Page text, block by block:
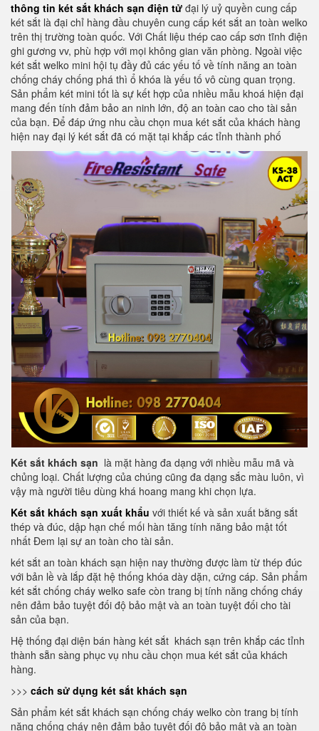
thông tin két sắt khách sạn điện tử đại lý uỷ quyền cung cấp
két sắt là đại chỉ hàng đầu chuyên cung cấp két sắt an toàn welko
trên thị trường toàn quốc. Với Chất liệu thép cao cấp sơn tĩnh điện
ghi gương vv, phù hợp với mọi không gian văn phòng. Ngoài việc
két sắt welko mini hội tụ đầy đủ các yếu tố về tính năng an toàn
chống cháy chống phá thì ổ khóa là yếu tố vô cùng quan trọng.
Sản phẩm két mini tốt là sự kết hợp của nhiều mẫu khoá hiện đại
mang đến tính đảm bảo an ninh lớn, độ an toàn cao cho tài sản
của bạn. Để đáp ứng nhu cầu chọn mua két sắt của khách hàng
hiện nay đại lý két sắt đã có mặt tại khắp các tỉnh thành phố
Két sắt khách sạn là mặt hàng đa dạng với nhiều mẫu mã và
chủng loại. Chất lượng của chúng cũng đa dạng sắc màu luôn, vì
vậy mà người tiêu dùng khá hoang mang khi chọn lựa.
Két sắt khách sạn xuất khẩu với thiết kế và sản xuất bằng sắt
thép và đúc, dập hạn chế mối hàn tăng tính năng bảo mật tốt
nhất Đem lại sự an toàn cho tài sản.
két sắt an toàn khách sạn hiện nay thường được làm từ thép đúc
với bản lề và lắp đặt hệ thống khóa dày dặn, cứng cáp. Sản phẩm
két sắt chống cháy welko safe còn trang bị tính năng chống cháy
nên đảm bảo tuyệt đối độ bảo mật và an toàn tuyệt đối cho tài
sản của bạn.
Hệ thống đại diện bán hàng két sắt khách sạn trên khắp các tỉnh
thành sẵn sàng phục vụ nhu cầu chọn mua két sắt của khách
hàng.
>>> cách sử dụng két sắt khách sạn
Sản phẩm két sắt khách sạn chống cháy welko còn trang bị tính
năng chống cháy nên đảm bảo tuyệt đối độ bảo mật và an toàn